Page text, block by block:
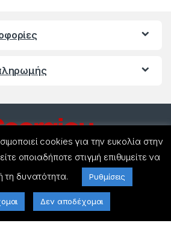
ερωτήσεις ? Καλέστε
μας!
27440 21858
cookies για την ευκολία στην
οποιαδήποτε στιγμή επιθυμείτε να
τη δυνατότητα.
Ρυθμίσεις
Δεν αποδέχομαι